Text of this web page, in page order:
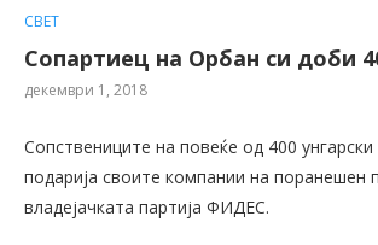
СВЕТ
Сопартиец на Орбан си доби
декември 1, 2018
Сопствениците на повеќе од 400
подарија своите компании на поранешен
владејачката партија ФИДЕС.